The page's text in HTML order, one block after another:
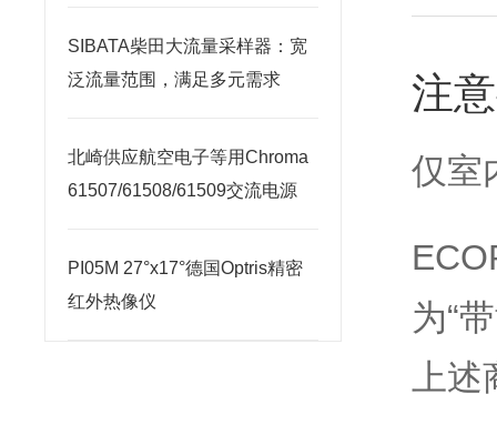
SIBATA柴田大流量采样器：宽
泛流量范围，满足多元需求
北崎供应航空电子等用Chroma
61507/61508/61509交流电源
PI05M 27°x17°德国Optris精密
红外热像仪
注
仅室
为“
上